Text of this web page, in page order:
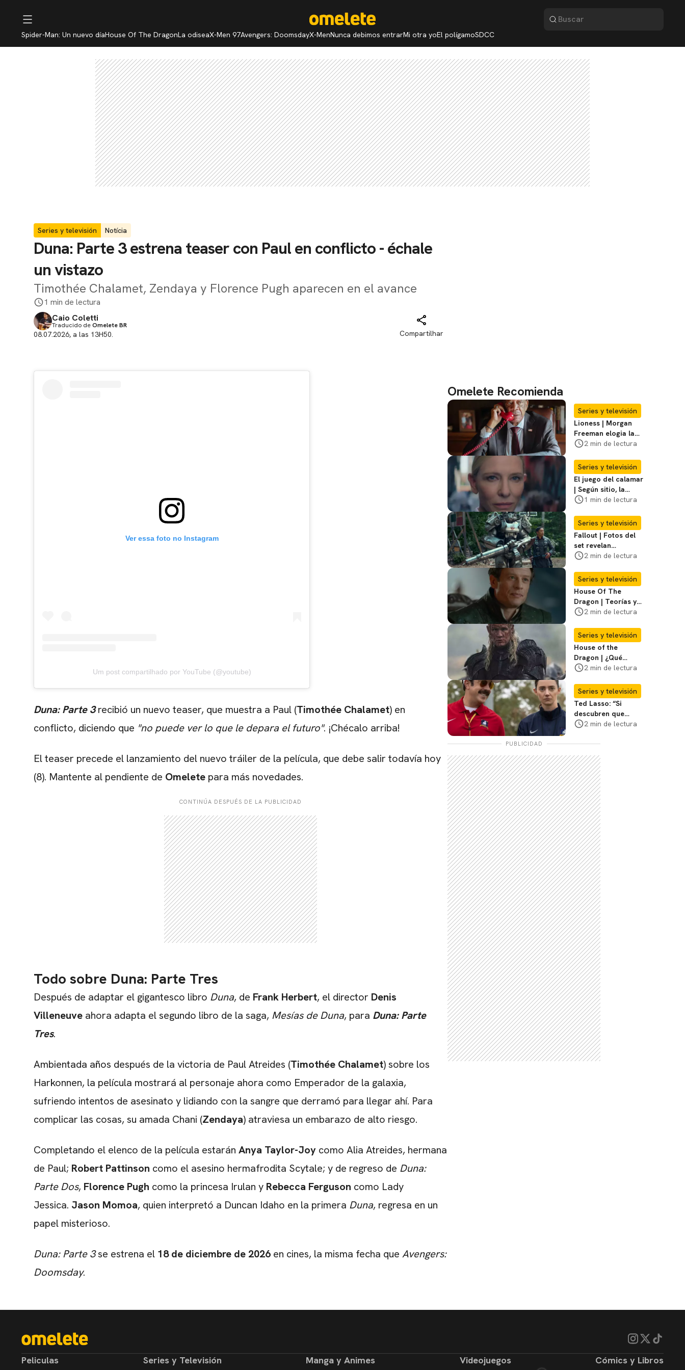
Spider-Man: Un nuevo díaHouse Of The DragonLa odiseaX-Men 97Avengers: DoomsdayX-MenNunca debimos entrarMi otra yoEl polígamoSDCC
Series y televisión Notícia
Duna: Parte 3 estrena teaser con Paul en conflicto - échale
un vistazo
Timothée Chalamet, Zendaya y Florence Pugh aparecen en el avance
1 min de lectura
Caio Coletti
Traducido deOmelete BR
08.07.2026, a las 13H50. Compartilhar
Ver essa foto no Instagram
Um post compartilhado por YouTube (@youtube)
Duna: Parte 3recibió un nuevo teaser, que muestra a Paul (Timothée Chalamet) en
conflicto, diciendo que "no puede ver lo que le depara el futuro". ¡Chécalo arriba!
El teaser precede el lanzamiento del nuevo tráiler de la película, que debe salir todavía hoy
(8). Mantente al pendiente de Omelete para más novedades.
CONTINÚA DESPUÉS DE LA PUBLICIDAD
Todo sobre Duna: Parte Tres
Después de adaptar el gigantesco libro Duna, de Frank Herbert, el director Denis
Villeneuve ahora adapta el segundo libro de la saga, Mesías de Duna, para Duna: Parte
Tres.
Ambientada años después de la victoria de Paul Atreides (Timothée Chalamet) sobre los
Harkonnen, la película mostrará al personaje ahora como Emperador de la galaxia,
sufriendo intentos de asesinato y lidiando con la sangre que derramó para llegar ahí. Para
complicar las cosas, su amada Chani (Zendaya) atraviesa un embarazo de alto riesgo.
Completando el elenco de la película estarán Anya Taylor-Joy como Alia Atreides, hermana
de Paul; Robert Pattinson como el asesino hermafrodita Scytale; y de regreso de Duna:
Parte Dos, Florence Pugh como la princesa Irulan y Rebecca Ferguson como Lady
Jessica. Jason Momoa, quien interpretó a Duncan Idaho en la primera Duna, regresa en un
papel misterioso.
Duna: Parte 3se estrena el 18 de diciembre de 2026 en cines, la misma fecha que Avengers:
Doomsday.
Omelete Recomienda
Series y televisión
Lioness | Morgan
Freeman elogia la
escritura de Taylor
coraje"
2 min de lectura
Series y televisión
El juego del calamar
| Según sitio, la
versión de David
debería suceder
1 min de lectura
Series y televisión
Fallout | Fotos del
set revelan
escenario
Hermandad del
Acero
2 min de lectura
Series y televisión
House Of The
Dragon | Teorías y
cuándo es el
temporada
2 min de lectura
Series y televisión
House of the
Dragon | ¿Qué
pasará en el último
temporada 3? Te
decimos
2 min de lectura
Series y televisión
Ted Lasso: “Si
descubren que
existe el futbol
bien”,
2 min de lectura
PUBLICIDAD
CARREGANDO PUBLICIDADE
Peliculas Series y Televisión Manga y Animes Videojuegos Cómics y Libros